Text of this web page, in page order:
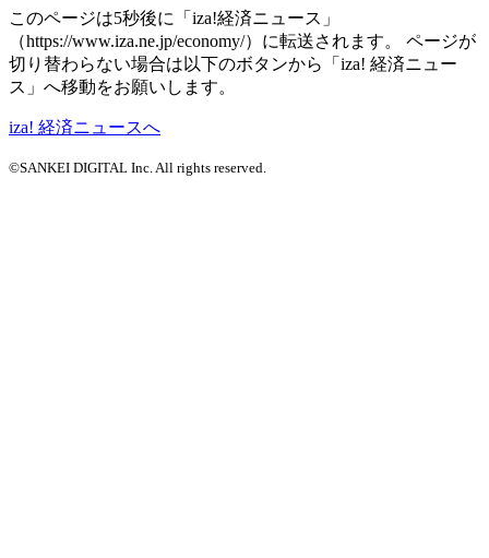
このページは5秒後に「iza!経済ニュース」
（https://www.iza.ne.jp/economy/）に転送されます。 ページが
切り替わらない場合は以下のボタンから「iza! 経済ニュー
ス」へ移動をお願いします。
iza! 経済ニュースへ
©SANKEI DIGITAL Inc. All rights reserved.